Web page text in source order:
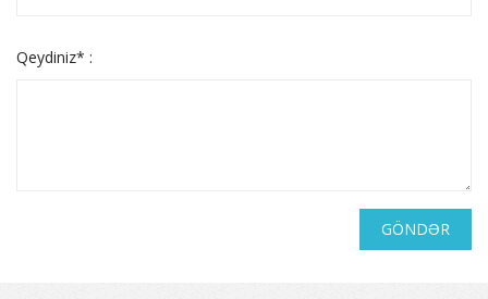
Qeydiniz* :
GÖNDƏR